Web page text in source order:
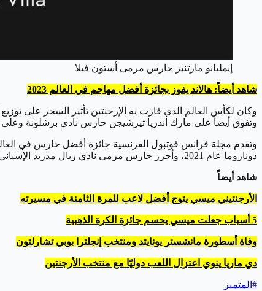
إيمليانو مارتنيز حارس مرمى أستون فيلا
شاهد أيضاً: هالاند يفوز بجائزة أفضل مهاجم في العالم 2023
وكان لكأس العالم الذي فازت به الإرحنتين تأثير السحر على
وتفوق أيضاً على مارك اندريا تيرشيجن حارس نادي برشلونة وعلى
دوناروما عام 2021، وأحرز حارس مرمى نادي ريال مدريد الإسباني تيبو كورتوا الجائزة العام الماضي عقب تتويجه التاريخي بثنائية دوري الأبطال وكأس الدوري الإسباني.
شاهد أيضاً
الأرجنتيني ميسي يتوج أفضل لاعب للمرة الثامنة في مسيرته
5 أسباب جعلت ميسي يحسم جائزة الكرة الذهبية
وفاة أسطورة مانشستر يونايتد ومنتخب إنجلترا بوبي تشارلتون
دي ماريا ينوي اعتزال اللعب دوليًا مع منتخب الأرجنتين
# المتميز